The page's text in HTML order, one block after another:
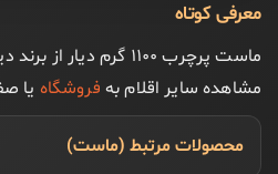
معرفی کوتاه
ماست پرچرب ۱۱۰۰
مشاهده سایر اقلام به فروشگاه یا
محصولات مرتبط (ماست)